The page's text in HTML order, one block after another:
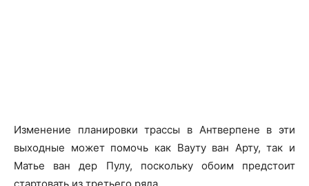
Изменение планировки трассы в Антверпене в эти
выходные может помочь как Вауту ван Арту, так и
Матье ван дер Пулу, поскольку обоим предстоит
стартовать из третьего ряда.